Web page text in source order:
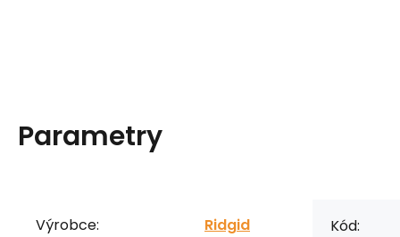
Parametry
Výrobce: Ridgid Kód: